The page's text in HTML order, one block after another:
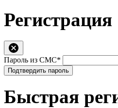
Регистрация
Пароль из СМС*
Подтвердить пароль
Быстрая